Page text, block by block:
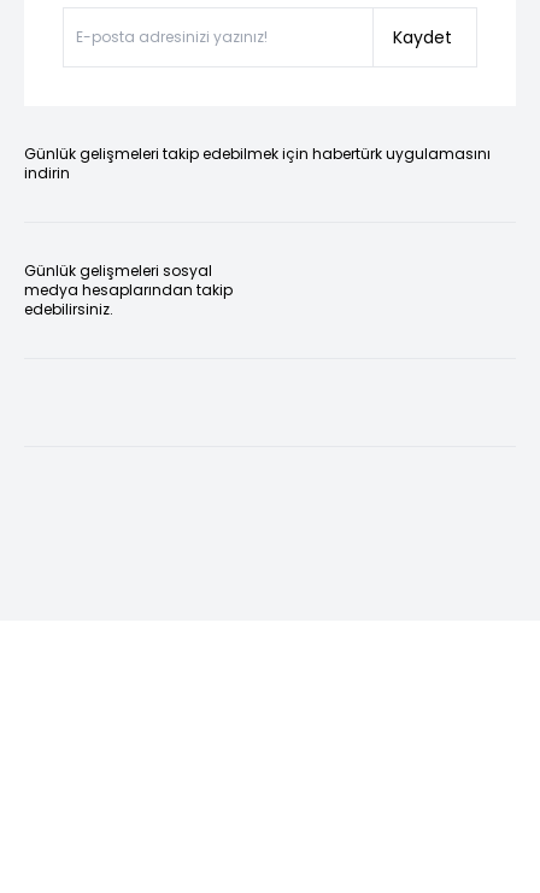
Kaydet
Günlük gelişmeleri takip edebilmek için habertürk uygulamasını
indirin
Günlük gelişmeleri sosyal
medya hesaplarından takip
edebilirsiniz.